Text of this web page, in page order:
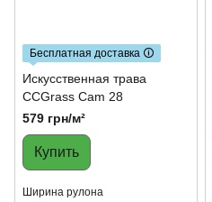
Бесплатная доставка 🛈
Искусственная трава
CCGrass Cam 28
579 грн/м²
Купить
Ширина рулона